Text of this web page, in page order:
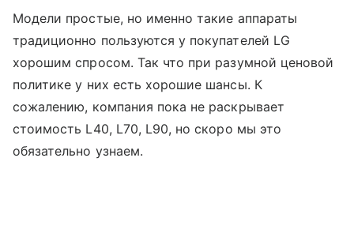
Модели простые, но именно такие аппараты
традиционно пользуются у покупателей LG
хорошим спросом. Так что при разумной ценовой
политике у них есть хорошие шансы. К
сожалению, компания пока не раскрывает
стоимость L40, L70, L90, но скоро мы это
обязательно узнаем.